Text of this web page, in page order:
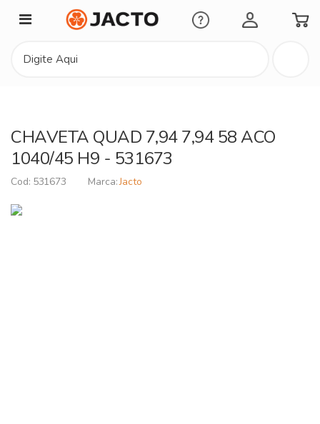
Minha Conta
CHAVETA QUAD 7,94 7,94 58 ACO
1040/45 H9 - 531673
531673 Jacto